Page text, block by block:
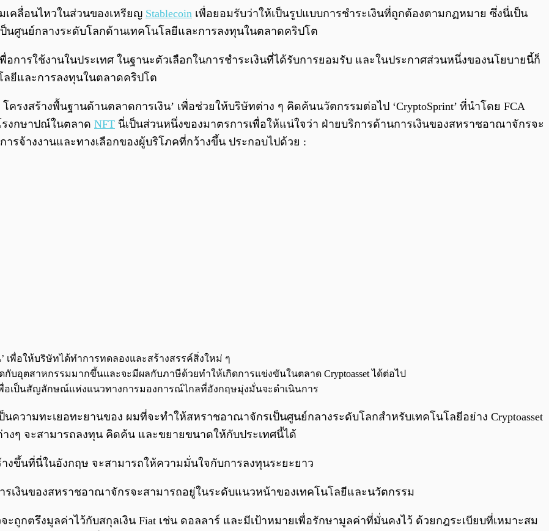
0:00
เคลื่อนไหวในส่วนของเหรียญ Stablecoin เพื่อยอมรับว่าให้เป็นรูปแบบการชำระเงินที่ถูกต้องตามกฏหมาย ซึ่งนี่เป็น
ศูนย์กลางระดับโลกด้านเทคโนโลยีและการลงทุนในตลาดคริปโต
อการใช้งานในประเทศ ในฐานะตัวเลือกในการชำระเงินที่ได้รับการยอมรับ และในประกาศส่วนหนึ่งของนโยบายนี้ก็
ลยีและการลงทุนในตลาดคริปโต
ครงสร้างพื้นฐานด้านตลาดการเงิน’ เพื่อช่วยให้บริษัทต่าง ๆ คิดค้นนวัตกรรมต่อไป ‘CryptoSprint’ ที่นำโดย FCA
รงกษาปณ์ในตลาด NFT นี่เป็นส่วนหนึ่งของมาตรการเพื่อให้แน่ใจว่า ฝ่ายบริการด้านการเงินของสหราชอาณาจักรจะ
รจ้างงานและทางเลือกของผู้บริโภคที่กว้างขึ้น ประกอบไปด้วย :
เพื่อให้บริษัทได้ทำการทดลองและสร้างสรรค์สิ่งใหม่ ๆ
กับอุตสาหกรรมมากขึ้นและจะมีผลกับภาษีด้วยทำให้เกิดการแข่งขันในตลาด Cryptoasset ได้ต่อไป
พื่อเป็นสัญลักษณ์แห่งแนวทางการมองการณ์ไกลที่อังกฤษมุ่งมั่นจะดำเนินการ
นความทะเยอทะยานของ ผมที่จะทำให้สหราชอาณาจักรเป็นศูนย์กลางระดับโลกสำหรับเทคโนโลยีอย่าง Cryptoasset
งๆ จะสามารถลงทุน คิดค้น และขยายขนาดให้กับประเทศนี้ได้
งขึ้นที่นี่ในอังกฤษ จะสามารถให้ความมั่นใจกับการลงทุนระยะยาว
เงินของสหราชอาณาจักรจะสามารถอยู่ในระดับแนวหน้าของเทคโนโลยีและนวัตกรรม
จะถูกตรึงมูลค่าไว้กับสกุลเงิน Fiat เช่น ดอลลาร์ และมีเป้าหมายเพื่อรักษามูลค่าที่มั่นคงไว้ ด้วยกฎระเบียบที่เหมาะสม